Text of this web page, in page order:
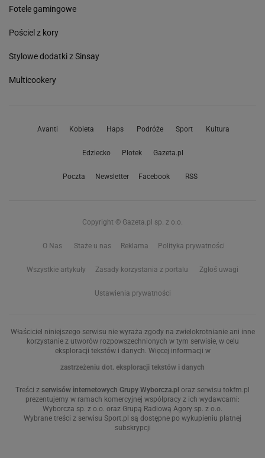
Fotele gamingowe
Pościel z kory
Stylowe dodatki z Sinsay
Multicookery
Avanti Kobieta Haps Podróże Sport Kultura
Edziecko Plotek Gazeta.pl
Poczta Newsletter Facebook RSS
Copyright © Gazeta.pl sp. z o.o.
O Nas Staże u nas Reklama Polityka prywatności
Wszystkie artykuły Zasady korzystania z portalu Zgłoś uwagi
Ustawienia prywatności
Właściciel niniejszego serwisu nie wyraża zgody na zwielokrotnianie ani inne
korzystanie z utworów rozpowszechnionych w tym serwisie, w celu
eksploracji tekstów i danych. Więcej informacji w
zastrzeżeniu dot. eksploracji tekstów i danych
Treści z serwisów internetowych Grupy Wyborcza.pl oraz serwisu tokfm.pl
prezentujemy w ramach komercyjnej współpracy z ich wydawcami:
Wyborcza sp. z o.o. oraz Grupą Radiową Agory sp. z o.o.
Wybrane treści z serwisu Sport.pl są dostępne po wykupieniu płatnej
subskrypcji